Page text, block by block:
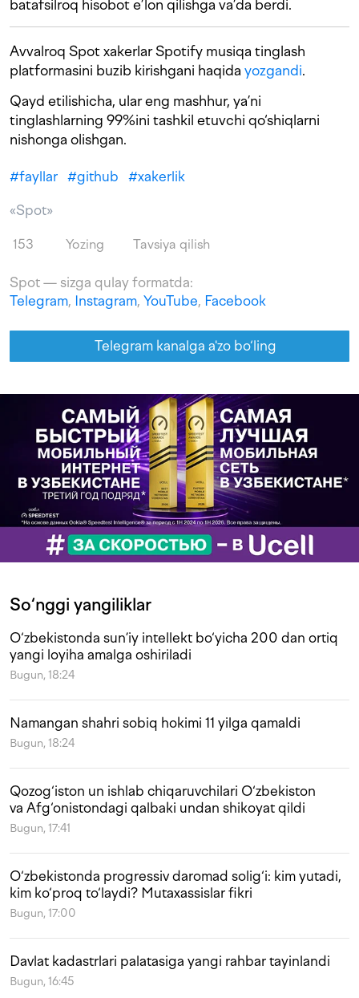
batafsilroq hisobot e’lon qilishga va’da berdi.
Avvalroq Spot xakerlar Spotify musiqa tinglash
platformasini buzib kirishgani haqida yozgandi.
Qayd etilishicha, ular eng mashhur, ya’ni
tinglashlarning 99%ini tashkil etuvchi qo‘shiqlarni
nishonga olishgan.
#fayllar #github #xakerlik
«Spot»
153 Yozing Tavsiya qilish
Spot — sizga qulay formatda:
Telegram, Instagram, YouTube, Facebook
Telegram kanalga a'zo bo‘ling
So‘nggi yangiliklar
O‘zbekistonda sun’iy intellekt bo‘yicha 200 dan ortiq
yangi loyiha amalga oshiriladi
Bugun, 18:24
Namangan shahri sobiq hokimi 11 yilga qamaldi
Bugun, 18:24
Qozog‘iston un ishlab chiqaruvchilari O‘zbekiston
va Afg‘onistondagi qalbaki undan shikoyat qildi
Bugun, 17:41
O‘zbekistonda progressiv daromad solig‘i: kim yutadi,
kim ko‘proq to‘laydi? Mutaxassislar fikri
Bugun, 17:00
Davlat kadastrlari palatasiga yangi rahbar tayinlandi
Bugun, 16:45